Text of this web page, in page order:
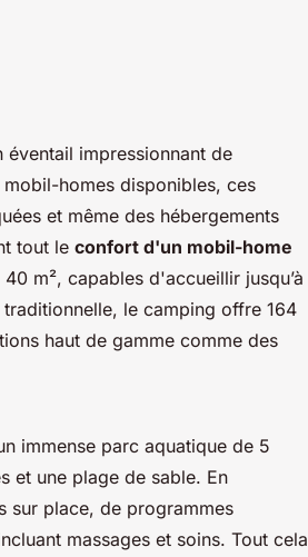
éventail impressionnant de
homes disponibles, ces
et même des hébergements
tout le confort d'un mobil-home
m², capables d'accueillir jusqu’à
le camping offre 164
haut de gamme comme des
immense parc aquatique de 5
et une plage de sable. En
sur place, de programmes
massages et soins. Tout cela